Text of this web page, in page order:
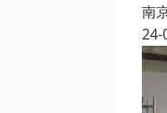
南
24-